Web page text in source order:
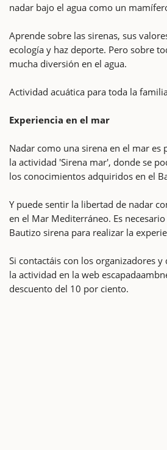
nadar bajo el agua como un
Aprende sobre las sirenas, sus
ecología y haz deporte. Pero sobre
mucha diversión en el agua.
Actividad acuática para toda la
Experiencia en el mar
Nadar como una sirena en el mar es
la actividad 'Sirena mar', donde se
los conocimientos adquiridos en el
Y puede sentir la libertad de nadar
en el Mar Mediterráneo. Es
Bautizo sirena para realizar la
Si contactáis con los organizadores
la actividad en la web
descuento del 10 por ciento.